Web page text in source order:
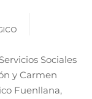
Sociales
y Carmen
Fuenllana,